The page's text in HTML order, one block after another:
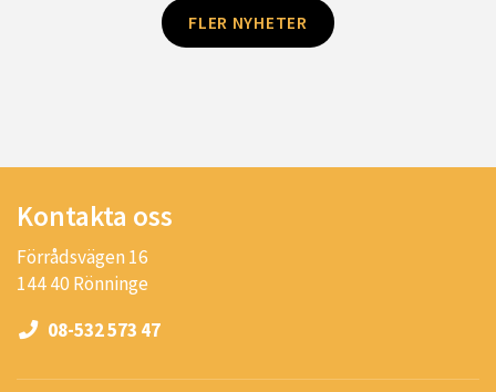
FLER NYHETER
Kontakta oss
Förrådsvägen 16
144 40 Rönninge
08-532 573 47